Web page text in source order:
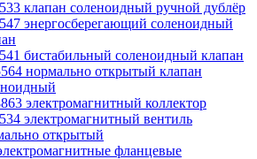
клапан соленоидный ручной дублёр
энергосберегающий соленоидный
бистабильный соленоидный клапан
нормально открытый клапан
электромагнитный коллектор
электромагнитный вентиль
открытый
фланцевые